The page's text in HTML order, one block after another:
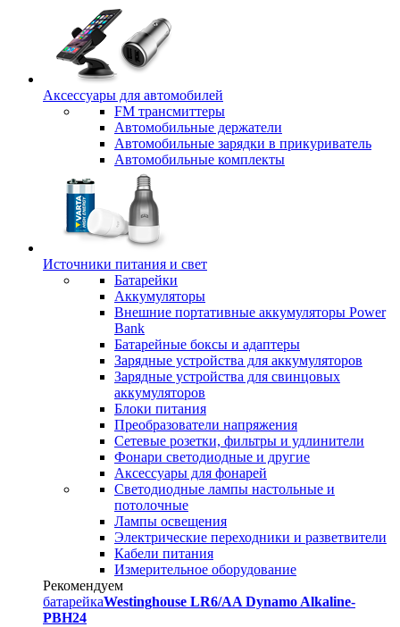
Аксессуары для автомобилей
FM трансмиттеры
Автомобильные держатели
Автомобильные зарядки в прикуриватель
Автомобильные комплекты
Источники питания и свет
Батарейки
Аккумуляторы
Внешние портативные аккумуляторы Power
Bank
Батарейные боксы и адаптеры
Зарядные устройства для аккумуляторов
Зарядные устройства для свинцовых
аккумуляторов
Блоки питания
Преобразователи напряжения
Сетевые розетки, фильтры и удлинители
Фонари светодиодные и другие
Аксессуары для фонарей
Светодиодные лампы настольные и
потолочные
Лампы освещения
Электрические переходники и разветвители
Кабели питания
Измерительное оборудование
Рекомендуем
батарейкаWestinghouse LR6/AA Dynamo Alkaline-
PBH24